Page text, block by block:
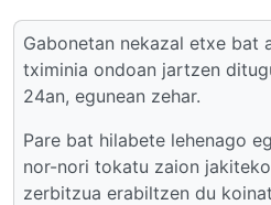
Gabonetan nekazal etxe bat
tximinia ondoan jartzen
24an, egunean zehar.
Pare bat hilabete lehenago
nor-nori tokatu zaion
zerbitzua erabiltzen du